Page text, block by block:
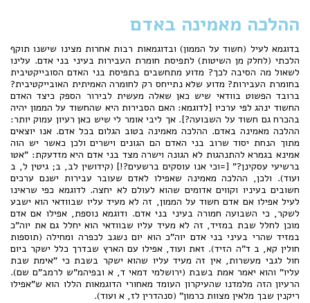
ההלכה מאמינה באדם
בדוגמא לעיל (חשוד על הממון) ובדוגמאות רבות אחרות מצינו שישנו תוקף
הלכתי (לחלק מן השיטות) לתפיסת חומרת העבירות בעיני בני אדם. עלינו
לשאול מה הסיבה לכך? מדוע מתחשבים בתפיסת בני האדם הסובייקטיבית
בחומרת העבירות? מדוע שלא נתייחס רק לחומרה האמיתית האובייקטיבית?
ברובד הפשוט בוודאי שיש כאן שאלה מעשית לבירור הספק כיצד האדם
החשוד ינהג לפי ערכיו [לדוגמא: האם הסבירות היא שהחשוד על הממון יהיה
בהכרח גם חשוד על השבועה?]. אך ליבי אומר לי שיש כאן רעיון עמוק יותר:
ההלכה מאמינה באדם. ההלכה מאמינה בטוב הגלום בכל אדם. אנו יוצאים
מתוך הנחת יסוד שרוב בני האדם הם הגונים וישרים ולכן כאשר יש הוה
אמינא בגמרא להתנהגות לא הגונה וישרה מצד בני אדם היא מזדעקת: "אטו
ברשיעי עסקינן?" [=וכי אנו עוסקים ברשעים?!] (קידושין לב, ב; גיטין ל, ב
ועוד). ולכן, ההלכה מאמינה שאפילו לאדם שעובר עבירות ישנם ערכים
חשובים בעיניו וקווים אדומים שהוא לעולם לא יחצה. לדוגמא כפי שראינו
לעיל אפילו אם אדם חשוד על הממון, זה לא מעיד עליו שבוודאי הוא ישבע
לשקר, כי השבועה חמורה בעיני בני אדם. ודוגמא נוספת, אפילו אם אדם
מוכן לחלל שבת במזיד, זה לא מעיד עליו שבוודאי הוא יחלל גם את יוה"כ
במזיד שהרי בעיני בני אדם יוה"כ הוא יום נשגב לכפרה ומחילה (תוספות
חולין קא, ב ד"ה הזיד). זאת ועוד, אפילו עם הארץ שבדרך כלל ישקר ביום
חול לגבי מעשרות, אין זה מעיד עליו שהוא ישקר בשבת כי "אימת שבת
עליו" והוא יאמר אמת בשבת (ירושלמי דמאי ד, א ובפיהמ"ש לרמב"ם שם).
הרעיון הזה מלמדנו שהעיקרון העומד מאחורי הדוגמאות הללו הוא ש"אפילו
ריקנין שבך מלאין מצוות כרמון" (סנהדרין לז, א ועוד).